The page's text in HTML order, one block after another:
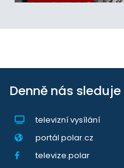
Denně nás sleduje
televizní vysílání
portál polar.cz
televize.polar